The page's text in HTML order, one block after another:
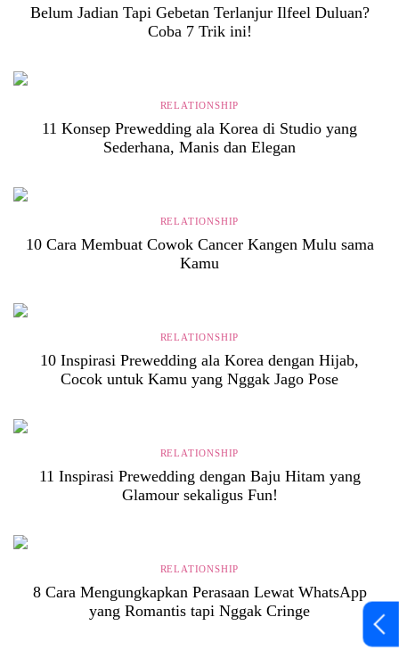
Belum Jadian Tapi Gebetan Terlanjur Ilfeel Duluan?
Coba 7 Trik ini!
RELATIONSHIP
11 Konsep Prewedding ala Korea di Studio yang
Sederhana, Manis dan Elegan
RELATIONSHIP
10 Cara Membuat Cowok Cancer Kangen Mulu sama
Kamu
RELATIONSHIP
10 Inspirasi Prewedding ala Korea dengan Hijab,
Cocok untuk Kamu yang Nggak Jago Pose
RELATIONSHIP
11 Inspirasi Prewedding dengan Baju Hitam yang
Glamour sekaligus Fun!
RELATIONSHIP
8 Cara Mengungkapkan Perasaan Lewat WhatsApp
yang Romantis tapi Nggak Cringe